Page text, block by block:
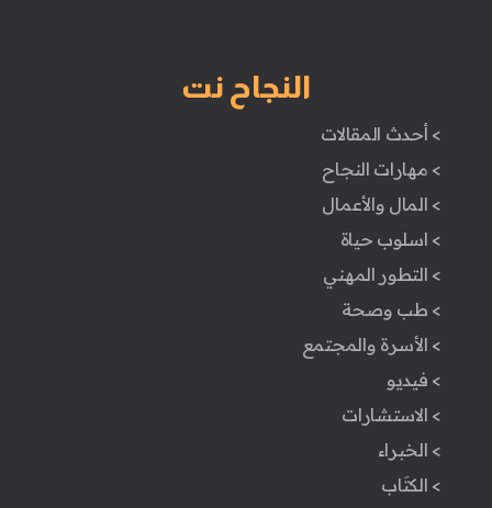
النجاح نت
> أحدث المقالات
> مهارات النجاح
> المال والأعمال
> اسلوب حياة
> التطور المهني
> طب وصحة
> الأسرة والمجتمع
> فيديو
> الاستشارات
> الخبراء
> الكتَاب